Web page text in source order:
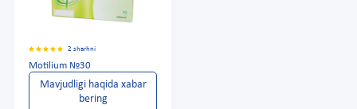
2 sharhni
Motilium №30
Mavjudligi haqida xabar
bering